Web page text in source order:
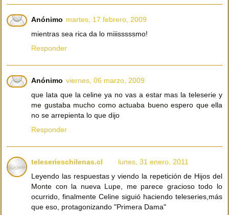
Anónimo martes, 17 febrero, 2009
mientras sea rica da lo miiisssssmo!
Responder
Anónimo viernes, 06 marzo, 2009
que lata que la celine ya no vas a estar mas la teleserie y
me gustaba mucho como actuaba bueno espero que ella
no se arrepienta lo que dijo
Responder
teleserieschilenas.cl
lunes, 31 enero, 2011
Leyendo las respuestas y viendo la repetición de Hijos del
Monte con la nueva Lupe, me parece gracioso todo lo
ocurrido, finalmente Celine siguió haciendo teleseries,más
que eso, protagonizando "Primera Dama"